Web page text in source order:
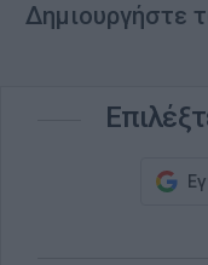
Δημιουργήστε